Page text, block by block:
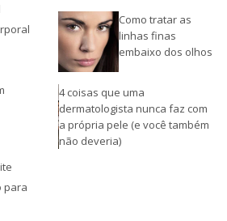
para
Como tratar as
linhas finas
embaixo dos olhos
4 coisas que uma
dermatologista nunca faz com
a própria pele (e você também
não deveria)